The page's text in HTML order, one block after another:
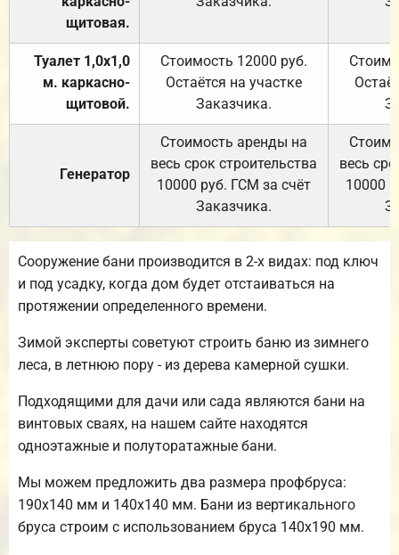
щитовая.
Туалет 1,0х1,0
м. каркасно-
щитовой.
Стоимость 12000 руб.
Остаётся на участке
Заказчика.
Генератор
Стоимость аренды на
весь срок строительства
10000 руб. ГСМ за счёт
Заказчика.
весь
10000
Сооружение бани производится в 2-х видах: под ключ
и под усадку, когда дом будет отстаиваться на
протяжении определенного времени.
Зимой эксперты советуют строить баню из зимнего
леса, в летнюю пору - из дерева камерной сушки.
Подходящими для дачи или сада являются бани на
винтовых сваях, на нашем сайте находятся
одноэтажные и полуторатажные бани.
Мы можем предложить два размера профбруса:
190х140 мм и 140х140 мм. Бани из вертикального
бруса строим с использованием бруса 140х190 мм.